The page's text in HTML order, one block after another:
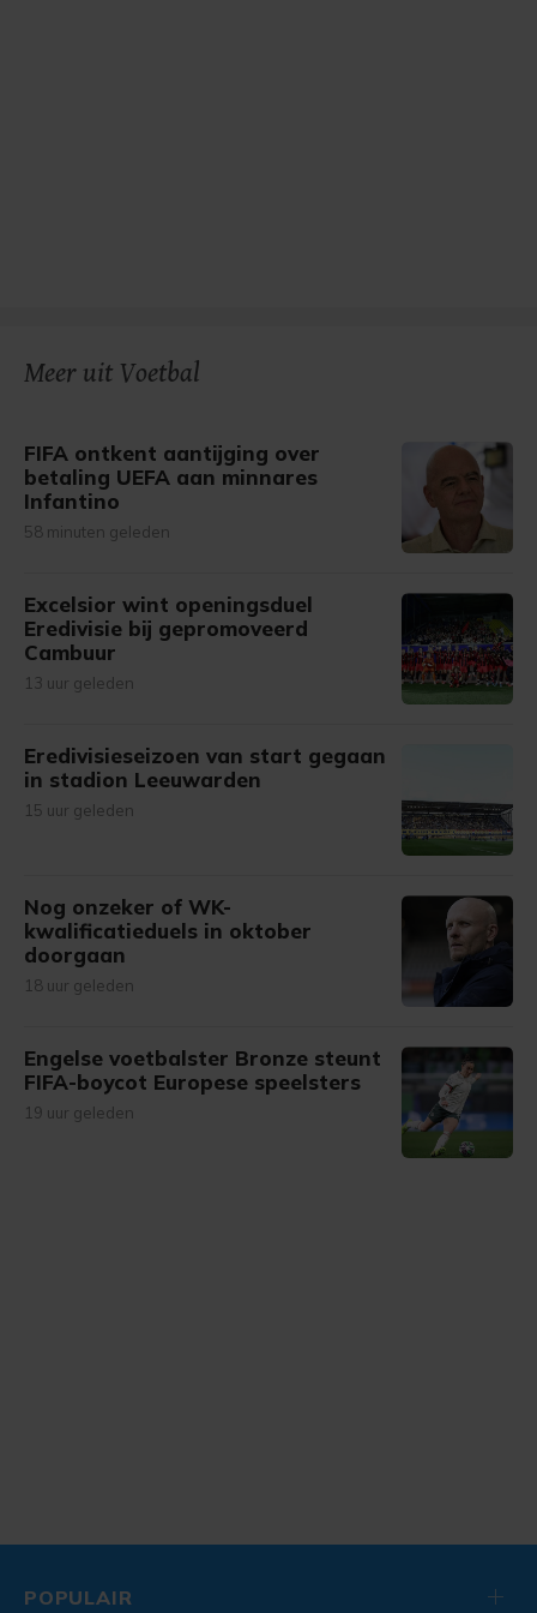
Meer uit Voetbal
FIFA ontkent aantijging over
betaling UEFA aan minnares
Infantino
58 minuten geleden
Excelsior wint openingsduel
Eredivisie bij gepromoveerd
Cambuur
13 uur geleden
Eredivisieseizoen van start gegaan
in stadion Leeuwarden
15 uur geleden
Nog onzeker of WK-
kwalificatieduels in oktober
doorgaan
18 uur geleden
Engelse voetbalster Bronze steunt
FIFA-boycot Europese speelsters
19 uur geleden
POPULAIR